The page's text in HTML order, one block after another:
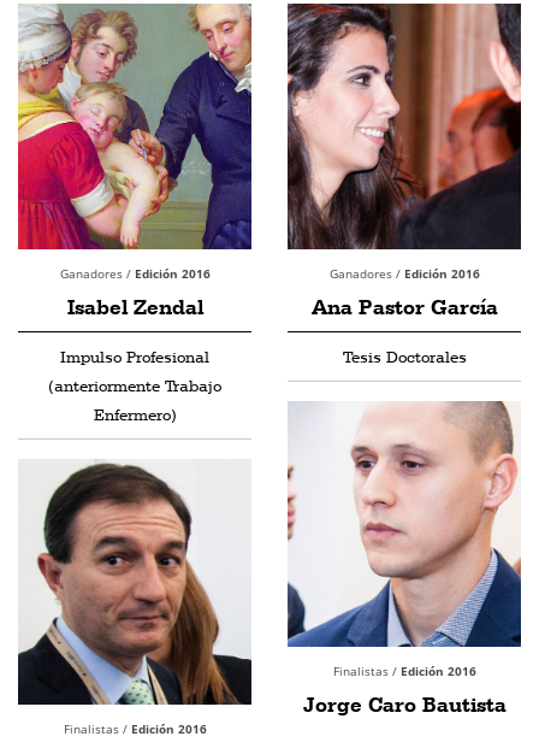
Ganadores / Edición 2016
Isabel Zendal
Ganadores / Edición 2016
Ana Pastor García
Impulso Profesional
(anteriormente Trabajo
Enfermero)
Finalistas / Edición 2016
Tesis Doctorales
Finalistas / Edición 2016
Jorge Caro Bautista